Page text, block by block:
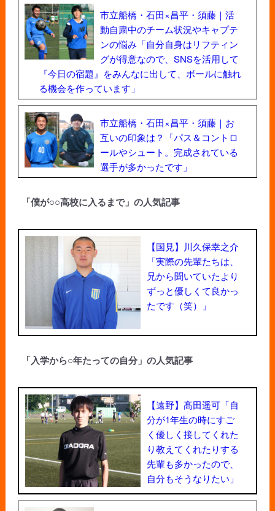
市立船橋・石田×昌平・須藤｜活
動自粛中のチーム状況やキャプテ
ンの悩み「自分自身はリフティン
グが得意なので、SNSを活用して
『今日の宿題』をみんなに出して、ボールに触れ
る機会を作っています」
市立船橋・石田×昌平・須藤｜お
互いの印象は？「パス＆コントロ
ールやシュート。完成されている
選手が多かったです」
「僕が○○高校に入るまで」の人気記事
【国見】川久保幸之介
「実際の先輩たちは、
兄から聞いていたより
ずっと優しくて良かっ
たです（笑）」
「入学から○年たっての自分」の人気記事
【遠野】髙田遥可「自
分が1年生の時にすご
く優しく接してくれた
り教えてくれたりする
先輩も多かったので、
自分もそうなりたい」